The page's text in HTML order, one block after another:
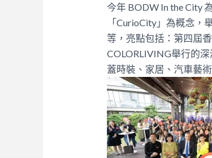
今年BODW In the City
「CurioCity」為概念，
等，亮點包括：第四屆
COLORLIVING舉行的
蓋時裝、家居、汽車藝